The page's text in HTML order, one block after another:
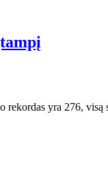
rekordas yra 276,